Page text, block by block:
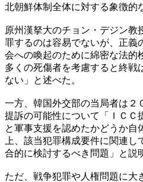
北朝鮮体制全体に対する象徴的
原州漢拏大のチョン・デジン教
罪するのは容易でないが、正義
会への喚起のために綿密な法的
多くの死傷者を考慮すると終戦
ない」と述べた。
一方、韓国外交部の当局者は２
提訴の可能性について「ＩＣＣ
と軍事支援を認めたかどうか自
上、該当犯罪構成要件に関連
合的に検討するべき問題」と説
ただ、戦争犯罪や人権問題に大